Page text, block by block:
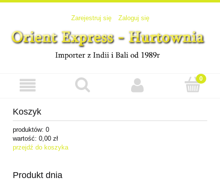
Zarejestruj się Zaloguj się
Koszyk
produktów: 0
wartość: 0,00 zł
przejdź do koszyka
Produkt dnia